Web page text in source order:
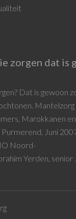
zorgen dat is
Dat is gewoon
Mantelzorg
Marokkanen
Juni
Noord-
Yerden, senior